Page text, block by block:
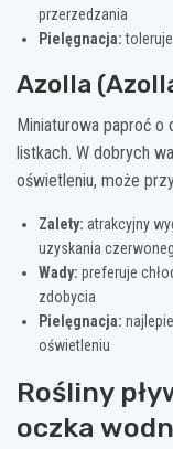
przerzedzania
Pielęgnacja:
Azolla
Miniaturowa paproć o
listkach. W dobrych
oświetleniu, może
Zalety: atrakcyjny
uzyskania
Wady: preferuje
zdobycia
Pielęgnacja:
oświetleniu
Rośliny
oczka